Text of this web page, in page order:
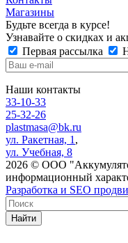
Магазины
Будьте всегда в курсе!
Узнавайте о скидках и
Первая рассылка
Наши контакты
33-10-33
25-32-26
plastmasa@bk.ru
ул. Ракетная, 1 ,
ул. Учебная, 8
2026 © ООО
информационный
Разработка и SEO
Найти